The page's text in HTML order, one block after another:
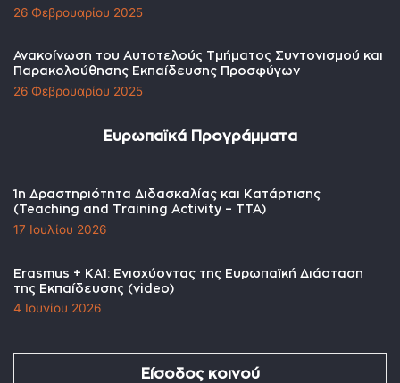
26 Φεβρουαρίου 2025
Ανακοίνωση του Αυτοτελούς Τμήματος Συντονισμού και
Παρακολούθησης Εκπαίδευσης Προσφύγων
26 Φεβρουαρίου 2025
Ευρωπαϊκά Προγράμματα
1η Δραστηριότητα Διδασκαλίας και Κατάρτισης
(Teaching and Training Activity – TTA)
17 Ιουλίου 2026
Erasmus + KA1: Ενισχύοντας της Ευρωπαϊκή Διάσταση
της Εκπαίδευσης (video)
4 Ιουνίου 2026
Είσοδος κοινού